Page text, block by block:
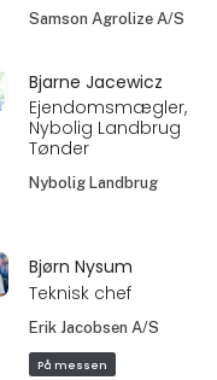
Samson Agrolize A/S
Bjarne Jacewicz
Ejendomsmægler,
Nybolig Landbrug
Tønder
Nybolig Landbrug
Bjørn Nysum
Teknisk chef
Erik Jacobsen A/S
På messen